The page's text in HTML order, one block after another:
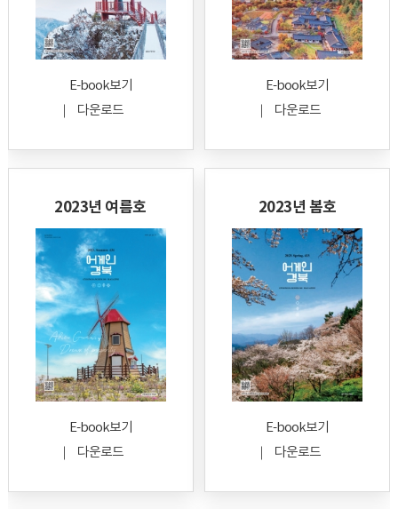
E-book보기
다운로드
E-book보기
다운로드
2023년 여름호
E-book보기
다운로드
2023년 봄호
E-book보기
다운로드